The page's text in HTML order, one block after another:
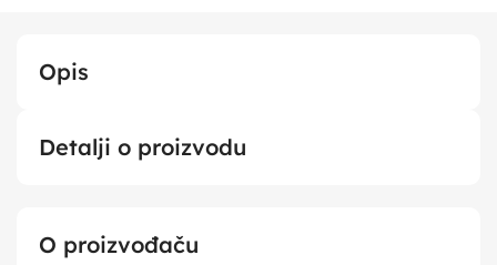
Opis
Detalji o proizvodu
O proizvođaču